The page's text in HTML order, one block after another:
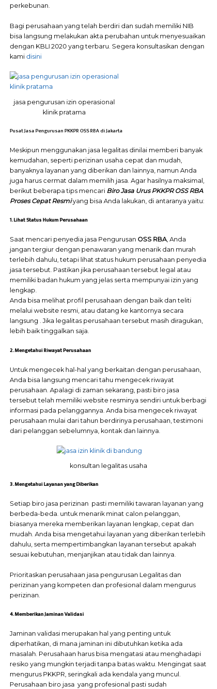
perkebunan.
Bagi perusahaan yang telah berdiri dan sudah memiliki NIB
bisa langsung melakukan akta perubahan untuk menyesuaikan
dengan KBLI 2020 yang terbaru. Segera konsultasikan dengan
kami disini
jasa pengurusan izin operasional
klinik pratama
Pusat Jasa Pengurusan PKKPR OSS RBA di Jakarta
Meskipun menggunakan jasa legalitas dinilai memberi banyak
kemudahan, seperti perizinan usaha cepat dan mudah,
banyaknya layanan yang diberikan dan lainnya, namun Anda
juga harus cermat dalam memilih jasa. Agar hasilnya maksimal,
berikut beberapa tips mencari Biro Jasa Urus PKKPR OSS RBA
Proses Cepat Resmi yang bisa Anda lakukan, di antaranya yaitu:
1. Lihat Status Hukum Perusahaan
Saat mencari penyedia jasa Pengurusan OSS RBA, Anda
jangan tergiur dengan penawaran yang menarik dan murah
terlebih dahulu, tetapi lihat status hukum perusahaan penyedia
jasa tersebut. Pastikan jika perusahaan tersebut legal atau
memiliki badan hukum yang jelas serta mempunyai izin yang
lengkap.
Anda bisa melihat profil perusahaan dengan baik dan teliti
melalui website resmi, atau datang ke kantornya secara
langsung . Jika legalitas perusahaan tersebut masih diragukan,
lebih baik tinggalkan saja.
2. Mengetahui Riwayat Perusahaan
Untuk mengecek hal-hal yang berkaitan dengan perusahaan,
Anda bisa langsung mencari tahu mengecek riwayat
perusahaan. Apalagi di zaman sekarang, pasti biro jasa
tersebut telah memiliki website resminya sendiri untuk berbagi
informasi pada pelanggannya. Anda bisa mengecek riwayat
perusahaan mulai dari tahun berdirinya perusahaan, testimoni
dari pelanggan sebelumnya, kontak dan lainnya.
konsultan legalitas usaha
3. Mengetahui Layanan yang Diberikan
Setiap biro jasa perizinan pasti memiliki tawaran layanan yang
berbeda-beda. untuk menarik minat calon pelanggan,
biasanya mereka memberikan layanan lengkap, cepat dan
mudah. Anda bisa mengetahui layanan yang diberikan terlebih
dahulu, serta mempertimbangkan layanan tersebut apakah
sesuai kebutuhan, menjanjikan atau tidak dan lainnya.
Prioritaskan perusahaan jasa pengurusan Legalitas dan
perizinan yang kompeten dan profesional dalam mengurus
perizinan.
4. Memberikan Jaminan Validasi
Jaminan validasi merupakan hal yang penting untuk
diperhatikan, di mana jaminan ini dibutuhkan ketika ada
masalah. Perusahaan harus bisa mengatasi atau menghadapi
resiko yang mungkin terjadi tanpa batas waktu. Mengingat saat
mengurus PKKPR, seringkali ada kendala yang muncul.
Perusahaan biro jasa yang profesional pasti sudah